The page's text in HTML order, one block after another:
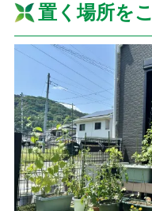
置く場所を